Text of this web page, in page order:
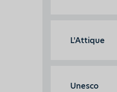
L'Attique
Unesco